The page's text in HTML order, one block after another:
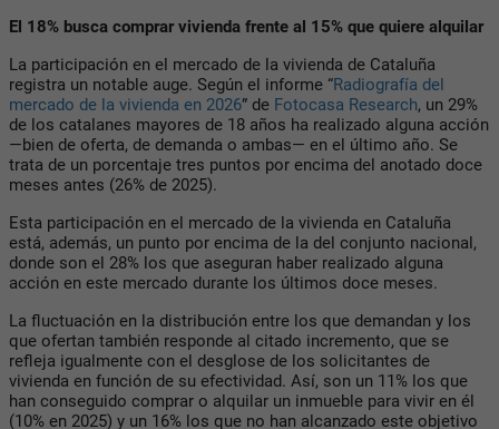
El 18% busca comprar vivienda frente al 15% que quiere alquilar
La participación en el mercado de la vivienda de Cataluña
registra un notable auge. Según el informe “Radiografía del
mercado de la vivienda en 2026” de Fotocasa Research, un 29%
de los catalanes mayores de 18 años ha realizado alguna acción
—bien de oferta, de demanda o ambas— en el último año. Se
trata de un porcentaje tres puntos por encima del anotado doce
meses antes (26% de 2025).
Esta participación en el mercado de la vivienda en Cataluña
está, además, un punto por encima de la del conjunto nacional,
donde son el 28% los que aseguran haber realizado alguna
acción en este mercado durante los últimos doce meses.
La fluctuación en la distribución entre los que demandan y los
que ofertan también responde al citado incremento, que se
refleja igualmente con el desglose de los solicitantes de
vivienda en función de su efectividad. Así, son un 11% los que
han conseguido comprar o alquilar un inmueble para vivir en él
(10% en 2025) y un 16% los que no han alcanzado este objetivo